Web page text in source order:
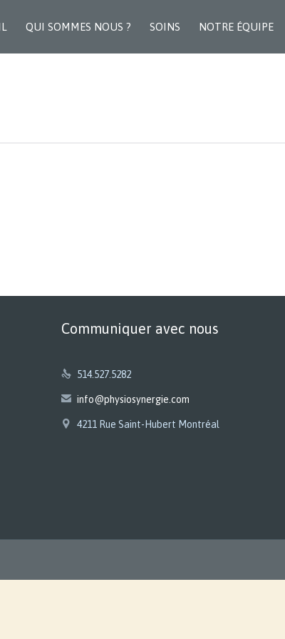
QUI SOMMES NOUS ? SOINS NOTRE ÉQUIPE
Communiquer avec nous
 514.527.5282
 info@physiosynergie.com
 4211 Rue Saint-Hubert Montréal